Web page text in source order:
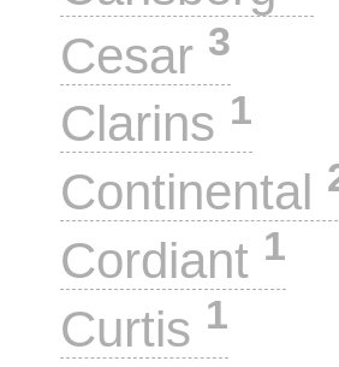
Cesar 3
Clarins 1
Continental
Cordiant 1
Curtis 1